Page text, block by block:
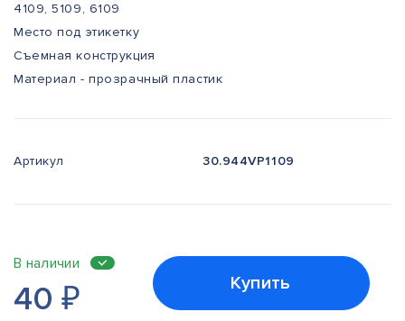
4109, 5109, 6109
Место под этикетку
Съемная конструкция
Материал - прозрачный пластик
Артикул 30.944VP1109
В наличии
40₽ Купить